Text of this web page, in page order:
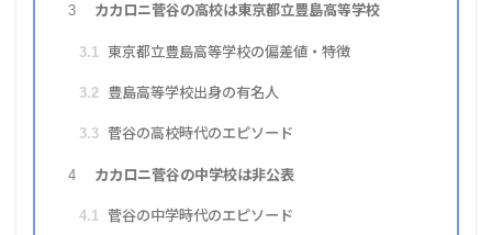
3 カカロニ菅谷の高校は東京都立豊島高等学校
3.1 東京都立豊島高等学校の偏差値・特徴
3.2 豊島高等学校出身の有名人
3.3 菅谷の高校時代のエピソード
4 カカロニ菅谷の中学校は非公表
4.1 菅谷の中学時代のエピソード